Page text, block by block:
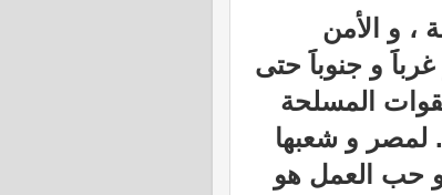
، و الأمن
و جنوباََ حتى
المسلحة
لمصر و شعبها
و حب العمل هو